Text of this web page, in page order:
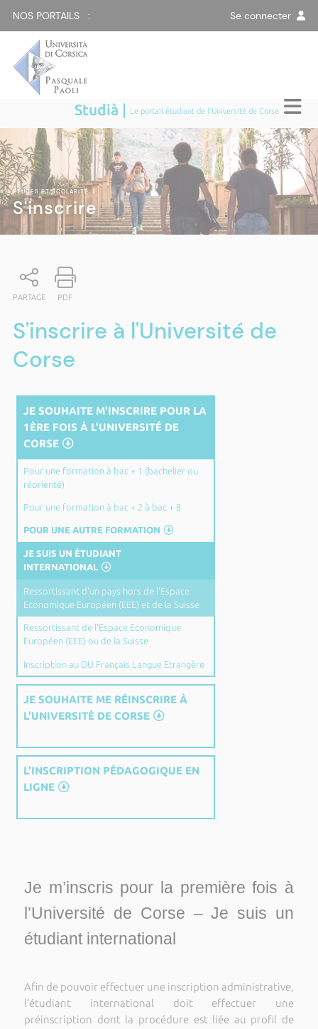
NOS PORTAILS : Se connecter
Studià | Le portail étudiant de l'Université de Corse
ÉTUDES ET SCOLARITÉ |
S'inscrire
PARTAGE PDF
S'inscrire à l'Université de
Corse
JE SOUHAITE M'INSCRIRE POUR LA
1ÈRE FOIS À L'UNIVERSITÉ DE
CORSE
Pour une formation à bac + 1 (bachelier ou
réorienté)
Pour une formation à bac + 2 à bac + 8
POUR UNE AUTRE FORMATION
JE SUIS UN ÉTUDIANT
INTERNATIONAL
Ressortissant d'un pays hors de l'Espace
Economique Européen (EEE) et de la Suisse
Ressortissant de l'Espace Economique
Européen (EEE) ou de la Suisse
Inscription au DU Français Langue Etrangère
JE SOUHAITE ME RÉINSCRIRE À
L'UNIVERSITÉ DE CORSE
L'INSCRIPTION PÉDAGOGIQUE EN
LIGNE
Je m’inscris pour la première fois à
l’Université de Corse – Je suis un
étudiant international
Afin de pouvoir effectuer une inscription administrative,
l’étudiant international doit effectuer une
préinscription dont la procédure est liée au profil de